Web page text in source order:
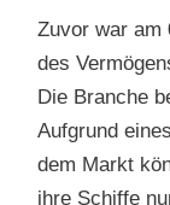
Zuvor war am
des
Die Branche
Aufgrund
dem Markt
ihre Schiffe